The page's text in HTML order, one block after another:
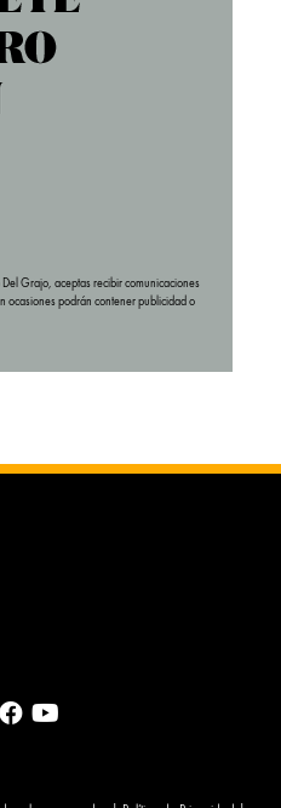
Grajo, aceptas recibir comunicaciones
ocasiones podrán contener publicidad o